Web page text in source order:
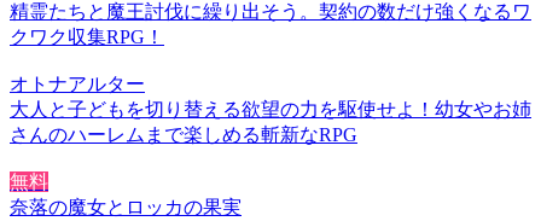
精霊たちと魔王討伐に繰り出そう。契約の数だけ強くなるワ
クワク収集RPG！
オトナアルター
大人と子どもを切り替える欲望の力を駆使せよ！幼女やお姉
さんのハーレムまで楽しめる斬新なRPG
無料
奈落の魔女とロッカの果実